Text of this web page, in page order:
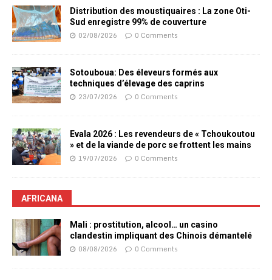
Distribution des moustiquaires : La zone Oti-
Sud enregistre 99% de couverture
02/08/2026 0 Comments
Sotouboua: Des éleveurs formés aux
techniques d’élevage des caprins
23/07/2026 0 Comments
Evala 2026 : Les revendeurs de « Tchoukoutou
» et de la viande de porc se frottent les mains
19/07/2026 0 Comments
AFRICANA
Mali : prostitution, alcool… un casino
clandestin impliquant des Chinois démantelé
08/08/2026 0 Comments